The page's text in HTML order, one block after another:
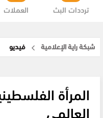
العملات ترددات البث
شبكة راية الإعلامية فيديو
المرأة
العالمي